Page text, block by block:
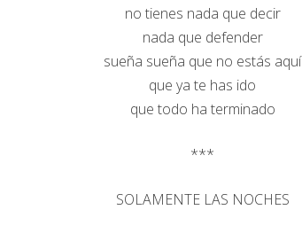
no tienes nada que decir
nada que defender
sueña sueña que no estás aquí
que ya te has ido
que todo ha terminado
***
SOLAMENTE LAS NOCHES